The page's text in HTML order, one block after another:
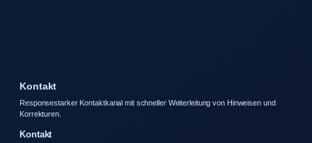
Kontakt
Responsestarker Kontaktkanal mit schneller Weiterleitung von Hinweisen und
Korrekturen.
Kontakt